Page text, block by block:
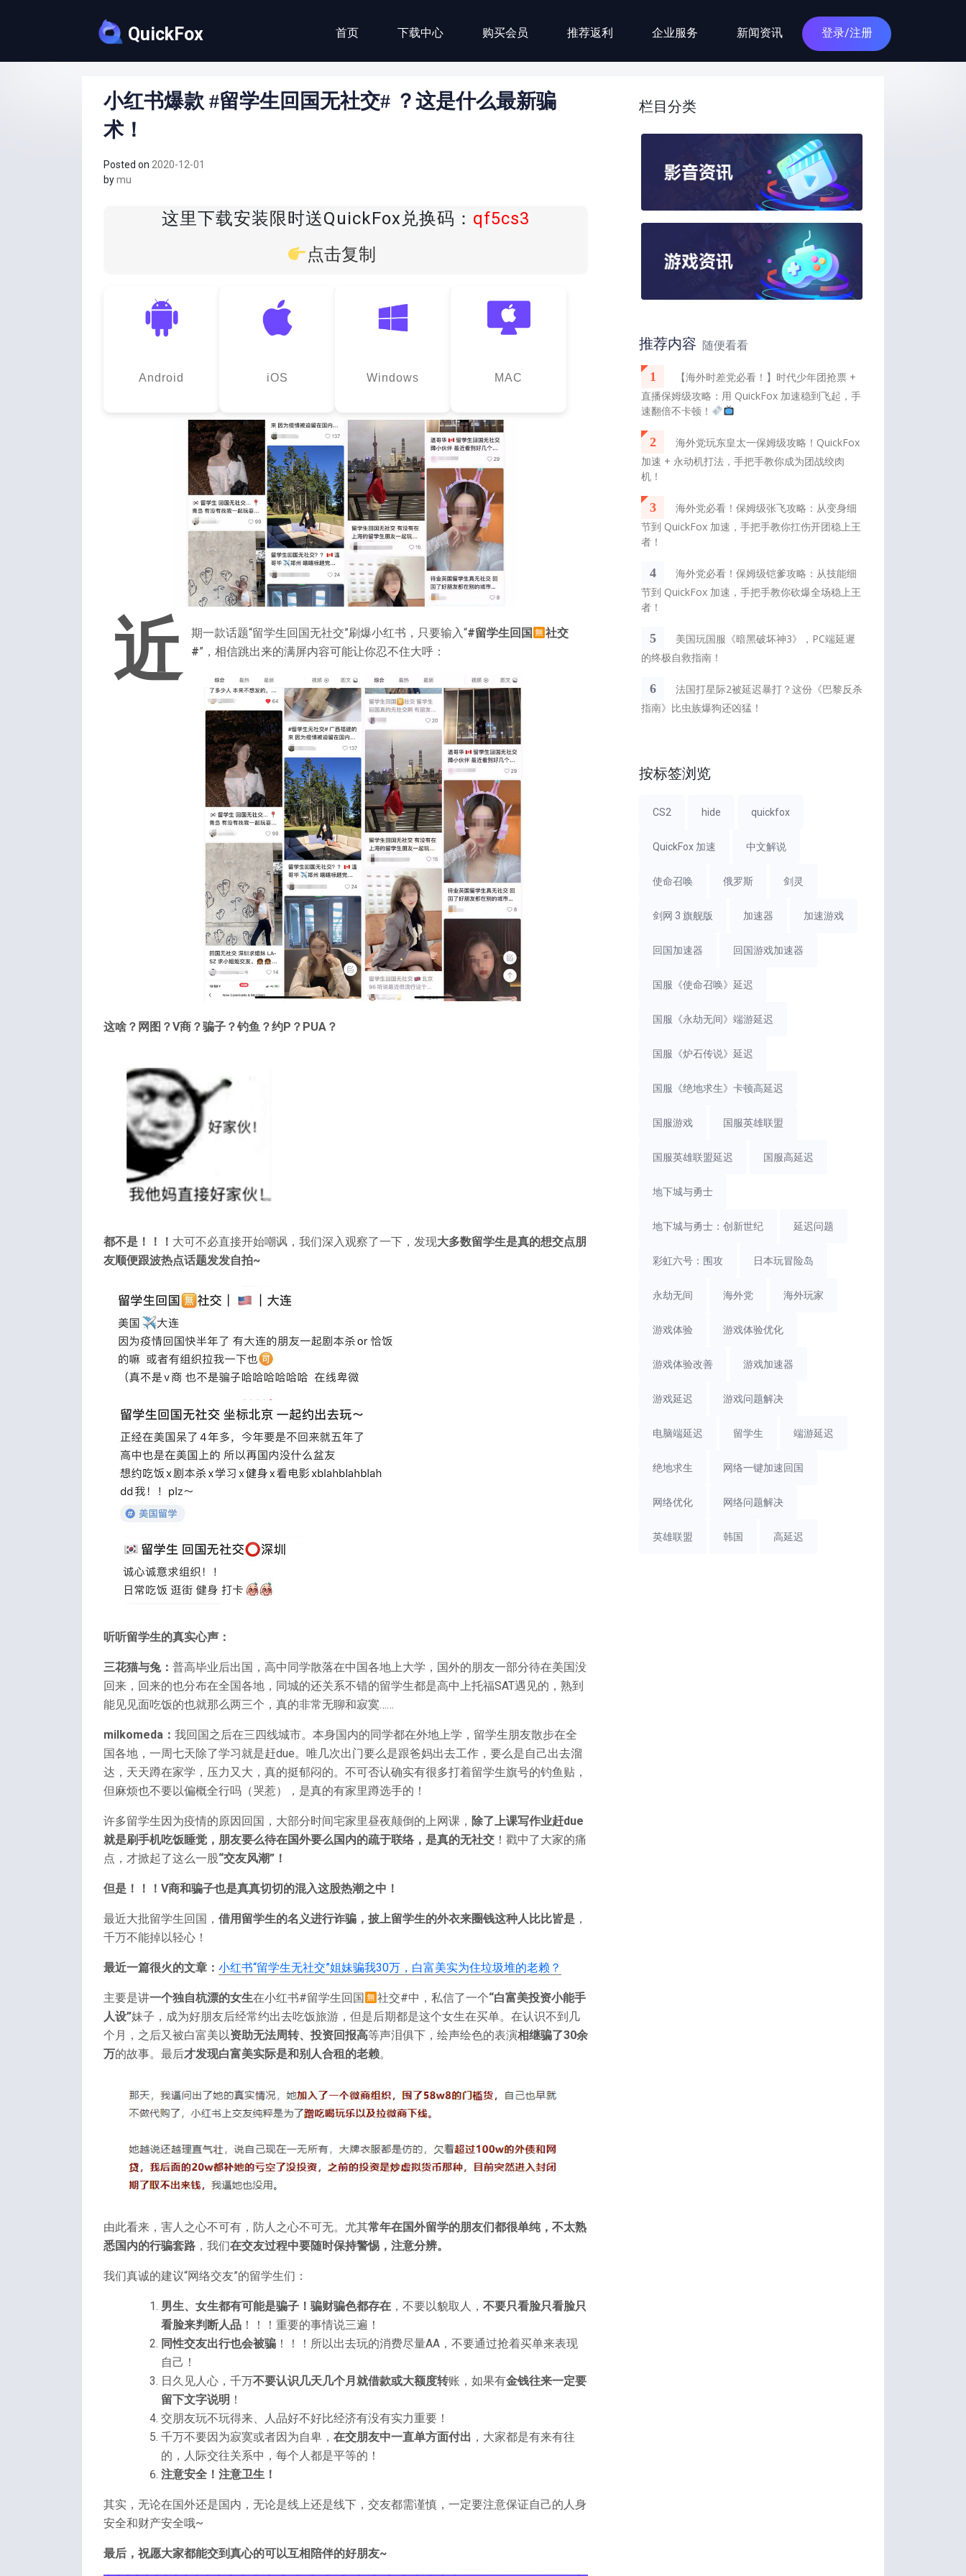
QuickFox 首页 下载中心 购买会员 推荐返利 企业服务 新闻资讯 登录/注册
小红书爆款 #留学生回国无社交# ？这是什么最新骗
术！
Posted on 2020-12-01
bymu
这里下载安装限时送QuickFox兑换码： qf5cs3
点击复制
Android iOS Windows MAC
近 期一款话题“留学生回国无社交”刷爆小红书，只要输入“#留学生回国
社交
#”，相信跳出来的满屏内容可能让你忍不住大呼：
这啥？网图？V商？骗子？钓鱼？约P？PUA？
都不是！！！ 大可不必直接开始嘲讽，我们深入观察了一下，发现大多数留学生是真的想交点朋
友顺便跟波热点话题发发自拍~
听听留学生的真实心声：
三花猫与兔： 普高毕业后出国，高中同学散落在中国各地上大学，国外的朋友一部分待在美国没
回来，回来的也分布在全国各地，同城的还关系不错的留学生都是高中上托福SAT遇见的，熟到
能见见面吃饭的也就那么两三个，真的非常无聊和寂寞……
milkomeda： 我回国之后在三四线城市。本身国内的同学都在外地上学，留学生朋友散步在全
国各地，一周七天除了学习就是赶due。唯几次出门要么是跟爸妈出去工作，要么是自己出去溜
达，天天蹲在家学，压力又大，真的挺郁闷的。不可否认确实有很多打着留学生旗号的钓鱼贴，
但麻烦也不要以偏概全行吗（哭惹），是真的有家里蹲选手的！
许多留学生因为疫情的原因回国，大部分时间宅家里昼夜颠倒的上网课， 除了上课写作业赶due
就是刷手机吃饭睡觉，朋友要么待在国外要么国内的疏于联络，是真的无社交 ！戳中了大家的痛
点，才掀起了这么一股“交友风潮”！
但是！！！V商和骗子也是真真切切的混入这股热潮之中！
最近大批留学生回国， 借用留学生的名义进行诈骗，披上留学生的外衣来圈钱这种人比比皆是 ，
千万不能掉以轻心！
最近一篇很火的文章： 小红书“留学生无社交”姐妹骗我30万，白富美实为住垃圾堆的老赖？
主要是讲一个独自杭漂的女生在小红书#留学生回国 社交#中，私信了一个“白富美投资小能手
人设”妹子，成为好朋友后经常约出去吃饭旅游，但是后期都是这个女生在买单。在认识不到几
个月，之后又被白富美以资助无法周转、投资回报高等声泪俱下，绘声绘色的表演相继骗了30余
万的故事。最后才发现白富美实际是和别人合租的老赖。
由此看来，害人之心不可有，防人之心不可无。尤其常年在国外留学的朋友们都很单纯，不太熟
悉国内的行骗套路 ，我们在交友过程中要随时保持警惕，注意分辨。
我们真诚的建议“网络交友”的留学生们：
男生、女生都有可能是骗子！骗财骗色都存在 ，不要以貌取人， 不要只看脸只看脸只
看脸来判断人品 ！！！重要的事情说三遍！
同性交友出行也会被骗 ！！！所以出去玩的消费尽量AA，不要通过抢着买单来表现
自己！
日久见人心，千万不要认识几天几个月就借款或大额度转账，如果有金钱往来一定要
留下文字说明 ！
交朋友玩不玩得来、人品好不好比经济有没有实力重要！
千万不要因为寂寞或者因为自卑， 在交朋友中一直单方面付出 ，大家都是有来有往
的，人际交往关系中，每个人都是平等的！
注意安全！注意卫生！
其实，无论在国外还是国内，无论是线上还是线下，交友都需谨慎，一定要注意保证自己的人身
安全和财产安全哦~
最后，祝愿大家都能交到真心的可以互相陪伴的好朋友~
栏目分类
推荐内容 随便看看
1
【海外时差党必看！】时代少年团抢票 +
直播保姆级攻略：用 QuickFox 加速稳到飞起，手
速翻倍不卡顿！
2
海外党玩东皇太一保姆级攻略！QuickFox
加速 + 永动机打法，手把手教你成为团战绞肉
机！
3
海外党必看！保姆级张飞攻略：从变身细
节到 QuickFox 加速，手把手教你扛伤开团稳上王
者！
4
海外党必看！保姆级铠爹攻略：从技能细
节到 QuickFox 加速，手把手教你砍爆全场稳上王
者！
5
美国玩国服《暗黑破坏神3》，PC端延遲
的终极自救指南！
6
法国打星际2被延迟暴打？这份《巴黎反杀
指南》比虫族爆狗还凶猛！
按标签浏览
CS2 hide quickfox
QuickFox 加速 中文解说
使命召唤 俄罗斯 剑灵
剑网 3 旗舰版 加速器 加速游戏
回国加速器 回国游戏加速器
国服《使命召唤》延迟
国服《永劫无间》端游延迟
国服《炉石传说》延迟
国服《绝地求生》卡顿高延迟
国服游戏 国服英雄联盟
国服英雄联盟延迟 国服高延迟
地下城与勇士
地下城与勇士：创新世纪 延迟问题
彩虹六号：围攻 日本玩冒险岛
永劫无间 海外党 海外玩家
游戏体验 游戏体验优化
游戏体验改善 游戏加速器
游戏延迟 游戏问题解决
电脑端延迟 留学生 端游延迟
绝地求生 网络一键加速回国
网络优化 网络问题解决
英雄联盟 韩国 高延迟